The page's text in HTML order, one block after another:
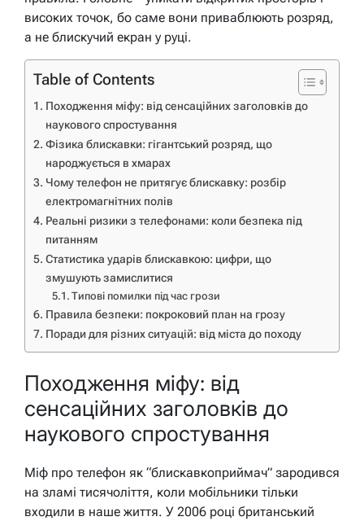
високих точок, бо саме вони приваблюють розряд,
а не блискучий екран у руці.
Table of Contents
Походження міфу: від сенсаційних заголовків до
наукового спростування
Фізика блискавки: гігантський розряд, що
народжується в хмарах
Чому телефон не притягує блискавку: розбір
електромагнітних полів
Реальні ризики з телефонами: коли безпека під
питанням
Статистика ударів блискавкою: цифри, що
змушують замислитися
Типові помилки під час грози
Правила безпеки: покроковий план на грозу
Поради для різних ситуацій: від міста до походу
Походження міфу: від
сенсаційних заголовків до
наукового спростування
Міф про телефон як “блискавкоприймач” зародився
на зламі тисячоліття, коли мобільники тільки
входили в наше життя. У 2006 році британський